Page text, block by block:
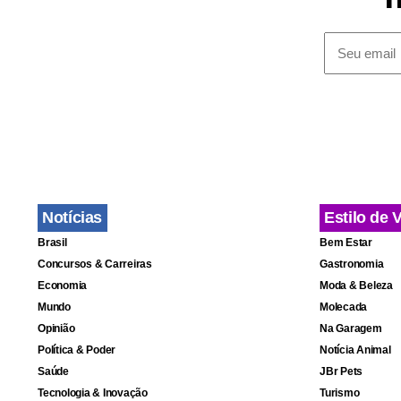
Não haverá
Garantia do
interesse
Claifund, o
reservas
Notícias
Brasil
Concursos & Carreiras
Economia
Mundo
Opinião
Política & Poder
Saúde
Tecnologia & Inovação
Estilo de
Bem Estar
Gastronomia
Moda & Beleza
Molecada
Na Garagem
Notícia Animal
JBr Pets
Turismo